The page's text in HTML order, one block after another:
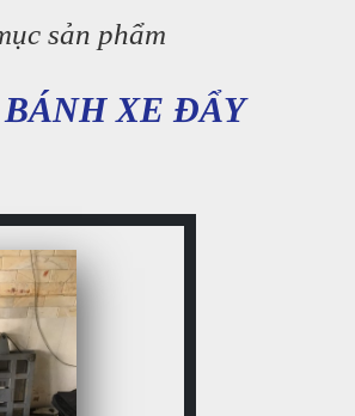
sản phẩm
XE ĐẨY